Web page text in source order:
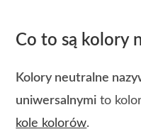
Co to są kolory
Kolory neutralne
uniwersalnymi to
kole kolorów.